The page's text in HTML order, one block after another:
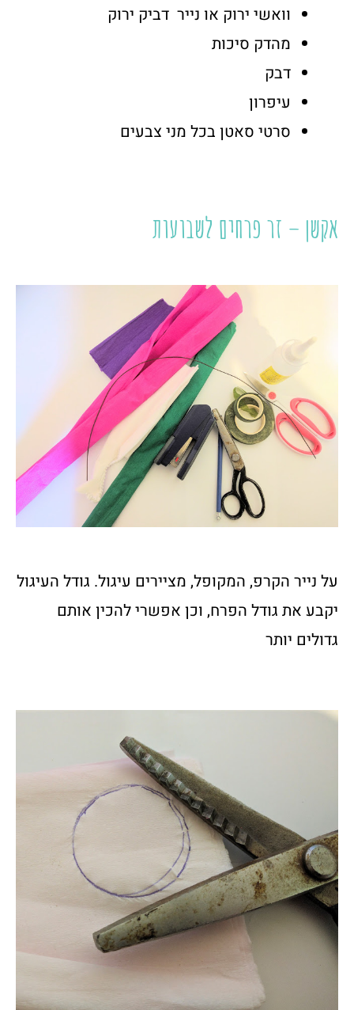
וואשי ירוק או נייר דביק ירוק
מהדק סיכות
דבק
עיפרון
סרטי סאטן בכל מני צבעים
אקשן – זר פרחים לשבועות
על נייר הקרפ, המקופל, מציירים עיגול. גודל העיגול
יקבע את גודל הפרח, וכן אפשרי להכין אותם
גדולים יותר